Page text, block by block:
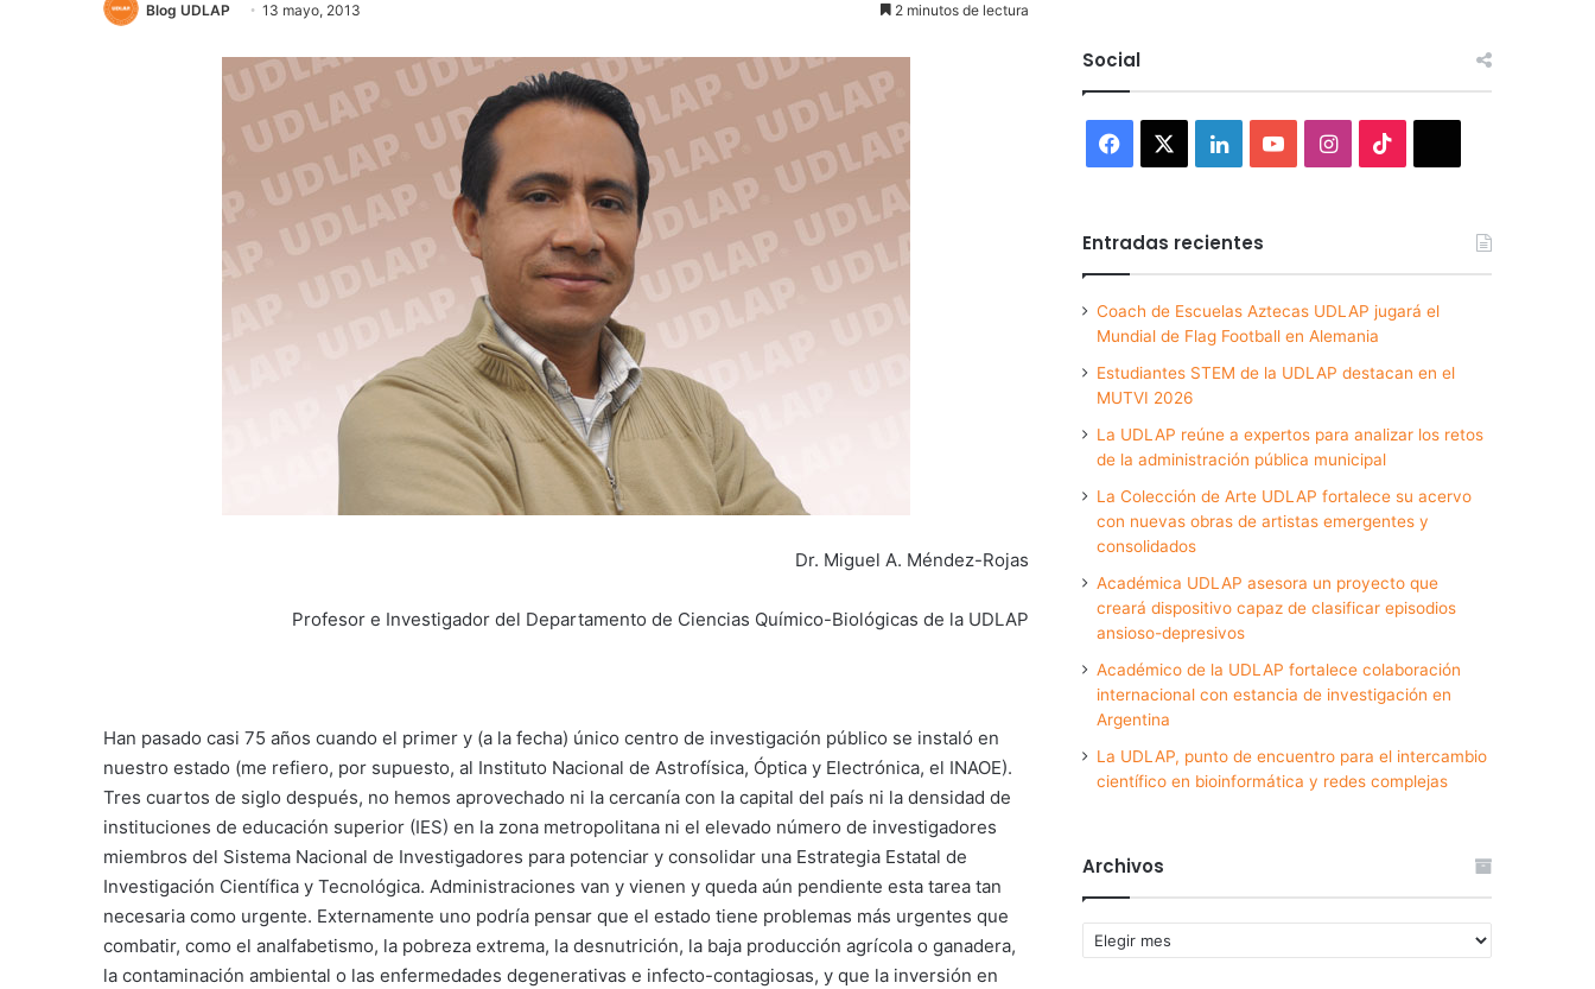
Blog UDLAP 13 mayo, 2013 2 minutos de lectura
Dr. Miguel A. Méndez-Rojas
Profesor e Investigador del Departamento de Ciencias Químico-Biológicas de la UDLAP
Han pasado casi 75 años cuando el primer y (a la fecha) único centro de investigación público se instaló en
nuestro estado (me refiero, por supuesto, al Instituto Nacional de Astrofísica, Óptica y Electrónica, el INAOE).
Tres cuartos de siglo después, no hemos aprovechado ni la cercanía con la capital del país ni la densidad de
instituciones de educación superior (IES) en la zona metropolitana ni el elevado número de investigadores
miembros del Sistema Nacional de Investigadores para potenciar y consolidar una Estrategia Estatal de
Investigación Científica y Tecnológica. Administraciones van y vienen y queda aún pendiente esta tarea tan
necesaria como urgente. Externamente uno podría pensar que el estado tiene problemas más urgentes que
combatir, como el analfabetismo, la pobreza extrema, la desnutrición, la baja producción agrícola o ganadera,
la contaminación ambiental o las enfermedades degenerativas e infecto-contagiosas, y que la inversión en
Social
Facebook LinkedInYouTubeInstagram
Entradas recientes
Coach de Escuelas Aztecas UDLAP jugará el
Mundial de Flag Football en Alemania
Estudiantes STEM de la UDLAP destacan en el
MUTVI 2026
La UDLAP reúne a expertos para analizar los retos
de la administración pública municipal
La Colección de Arte UDLAP fortalece su acervo
con nuevas obras de artistas emergentes y
consolidados
Académica UDLAP asesora un proyecto que
creará dispositivo capaz de clasificar episodios
ansioso-depresivos
Académico de la UDLAP fortalece colaboración
internacional con estancia de investigación en
Argentina
La UDLAP, punto de encuentro para el intercambio
científico en bioinformática y redes complejas
Archivos
Archivos